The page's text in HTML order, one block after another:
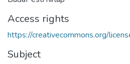
Access rights
https://creativecommons.org/
Subject